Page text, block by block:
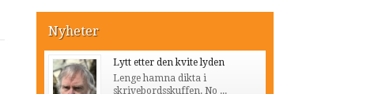
Nyheter
Lytt etter den kvite lyden
Lenge hamna dikta i
skrivebordsskuffen. No ...